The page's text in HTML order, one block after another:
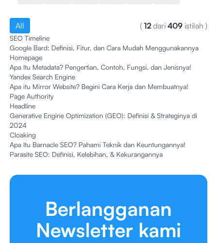
All ( 12 dari 409 istilah )
SEO Timeline
Google Bard: Definisi, Fitur, dan Cara Mudah Menggunakannya
Homepage
Apa Itu Metadata? Pengertian, Contoh, Fungsi, dan Jenisnya!
Yandex Search Engine
Apa itu Mirror Website? Begini Cara Kerja dan Membuatnya!
Page Authority
Headline
Generative Engine Optimization (GEO): Definisi & Strateginya di
2024
Cloaking
Apa Itu Barnacle SEO? Pahami Teknik dan Keuntungannya!
Parasite SEO: Definisi, Kelebihan, & Kekurangannya
Berlangganan
Newsletter kami